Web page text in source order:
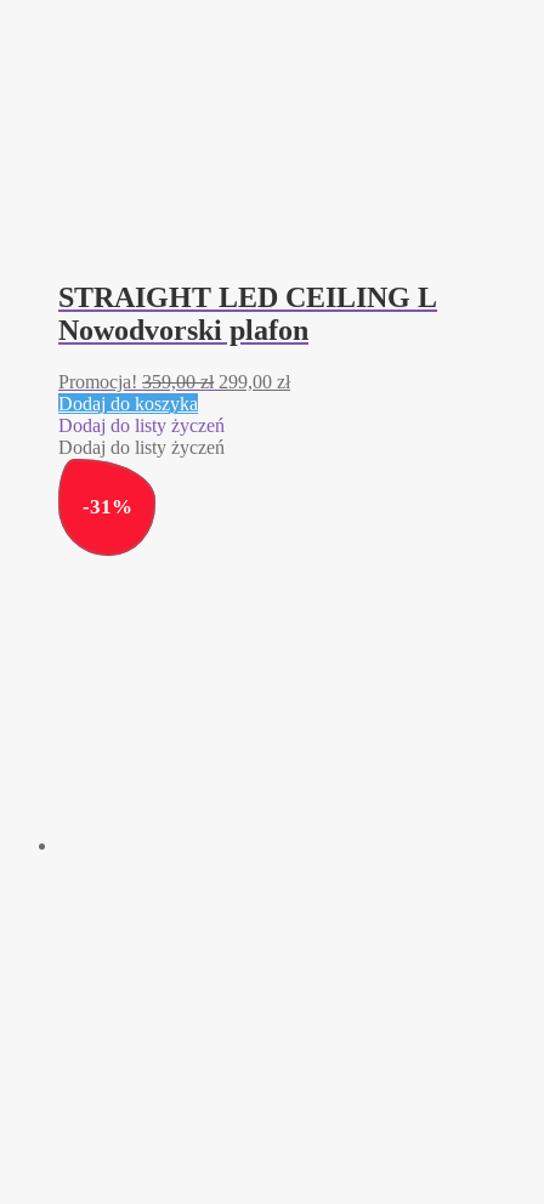
STRAIGHT LED CEILING L
Nowodvorski plafon
Promocja! 359,00zł Pierwotna
wynosiła:
359,00 zł.
299,00 złAktualna
Dodaj do koszyka
Dodaj do listy życzeń
Dodaj do listy życzeń
-31 %